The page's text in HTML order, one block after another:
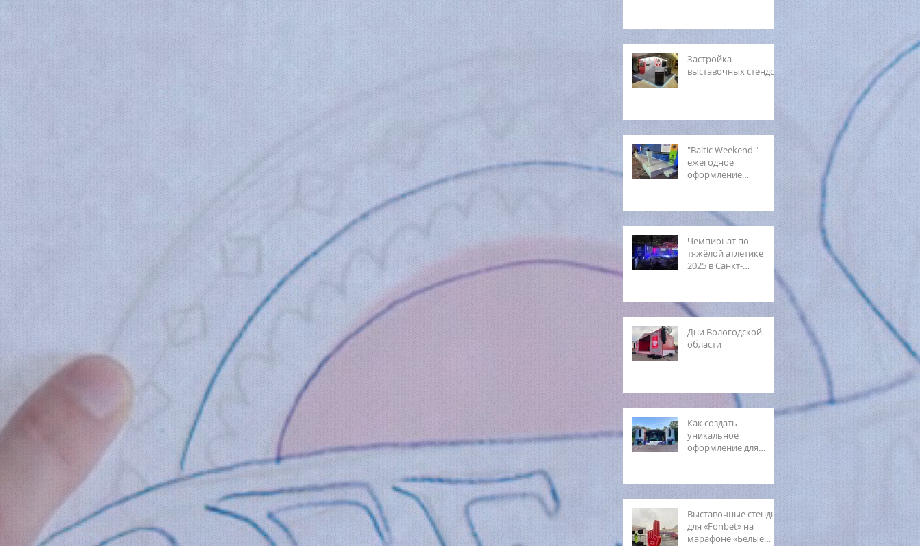
Застройка
выставочных стендов
"Baltic Weekend "-
ежегодное
оформление
Чемпионат по
тяжёлой атлетике
2025 в Санкт-
закулисье события
Дни Вологодской
области
Как создать
уникальное
оформление для
Выставочные стенды
для «Fonbet» на
марафоне «Белые